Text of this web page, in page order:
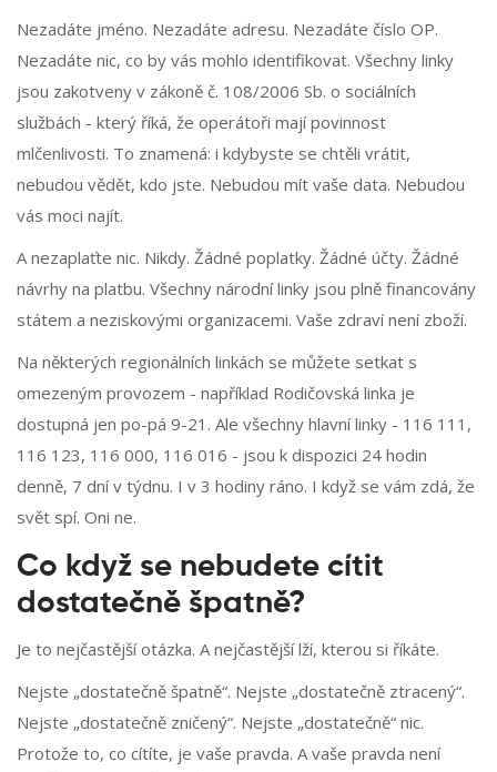
Nezadáte jméno. Nezadáte adresu. Nezadáte číslo OP.
Nezadáte nic, co by vás mohlo identifikovat. Všechny linky
jsou zakotveny v zákoně č. 108/2006 Sb. o sociálních
službách - který říká, že operátoři mají povinnost
mlčenlivosti. To znamená: i kdybyste se chtěli vrátit,
nebudou vědět, kdo jste. Nebudou mít vaše data. Nebudou
vás moci najít.
A nezaplaťte nic. Nikdy. Žádné poplatky. Žádné účty. Žádné
návrhy na platbu. Všechny národní linky jsou plně financovány
státem a neziskovými organizacemi. Vaše zdraví není zboží.
Na některých regionálních linkách se můžete setkat s
omezeným provozem - například Rodičovská linka je
dostupná jen po-pá 9-21. Ale všechny hlavní linky - 116 111,
116 123, 116 000, 116 016 - jsou k dispozici 24 hodin
denně, 7 dní v týdnu. I v 3 hodiny ráno. I když se vám zdá, že
svět spí. Oni ne.
Co když se nebudete cítit
dostatečně špatně?
Je to nejčastější otázka. A nejčastější lží, kterou si říkáte.
Nejste „dostatečně špatně“. Nejste „dostatečně ztracený“.
Nejste „dostatečně zničený“. Nejste „dostatečně“ nic.
Protože to, co cítíte, je vaše pravda. A vaše pravda není